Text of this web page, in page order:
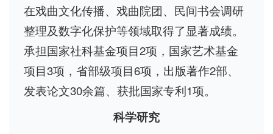
在戏曲文化传播、戏曲院团、民间书会调研
整理及数字化保护等领域取得了显著成绩。
承担国家社科基金项目2项，国家艺术基金
项目3项，省部级项目6项，出版著作2部、
发表论文30余篇、获批国家专利1项。
科学研究